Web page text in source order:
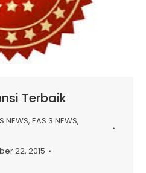
Terbaik
NEWS, EAS 3 NEWS,
22, 2015